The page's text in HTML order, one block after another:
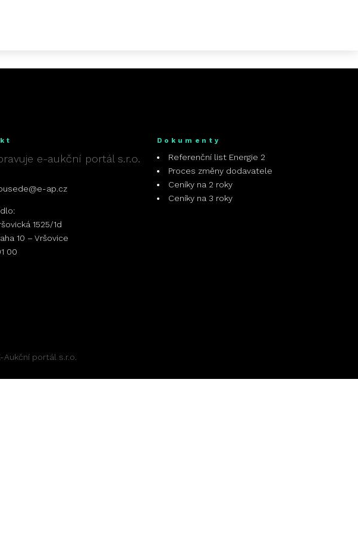
e-aukční portál s.r.o.
ap.cz
1525/1d
10 – Vršovice
00
Dokumenty
Referenční list Energie 2
Proces změny dodavatele
Ceníky na 2 roky
Ceníky na 3 roky
portál s.r.o.